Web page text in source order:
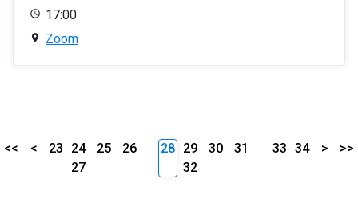
17:00
Zoom
<< < 23 24 25
26
27
28 29 30
31
32
33 34 > >>